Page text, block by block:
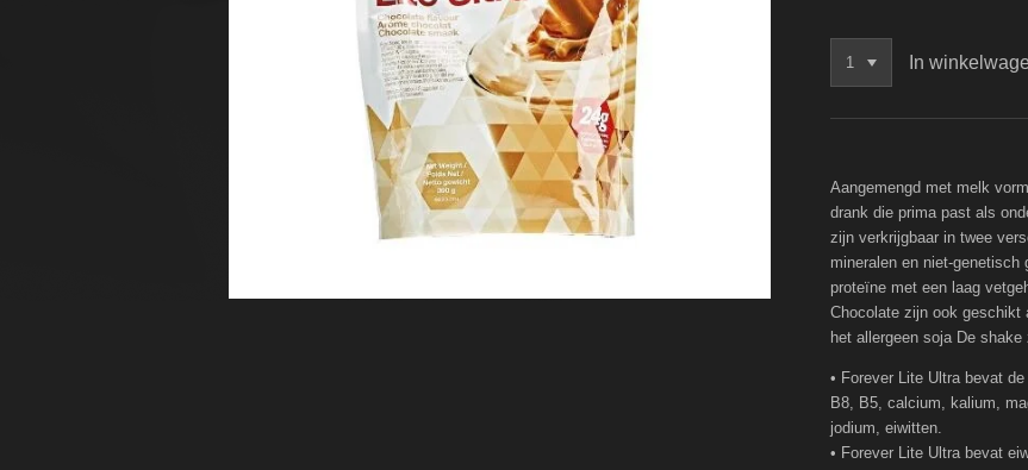
In
Aangemengd met melk
drank die prima past als
zijn verkrijgbaar in twee
mineralen en niet-
proteïne met een laag
Chocolate zijn ook
het allergeen soja De
• Forever Lite Ultra bevat
B8, B5, calcium, kalium,
jodium, eiwitten.
• Forever Lite Ultra bevat